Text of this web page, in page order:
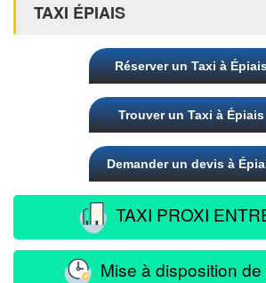
TAXI ÉPIAIS
Réserver un Taxi à
Trouver un Taxi à Épiais
Demander un devis à
TAXI PROXI
Mise à disposition